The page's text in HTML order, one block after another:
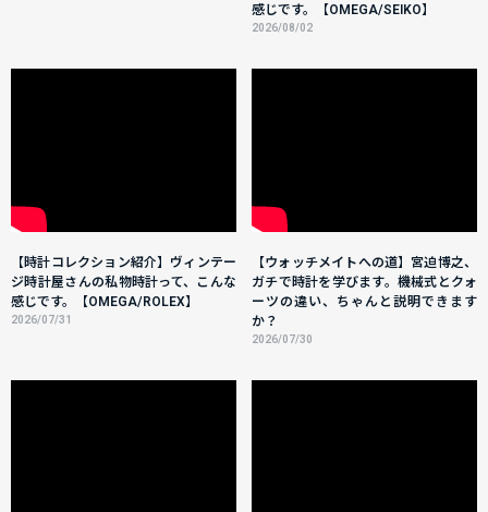
感じです。【OMEGA/SEIKO】
2026/08/02
【時計コレクション紹介】ヴィンテー
ジ時計屋さんの私物時計って、こんな
感じです。【OMEGA/ROLEX】
2026/07/31
【ウォッチメイトへの道】宮迫博之、
ガチで時計を学びます。機械式とクォ
ーツの違い、ちゃんと説明できます
か？
2026/07/30